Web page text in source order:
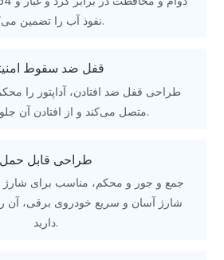
نفوذ آب را تضمین می‌کند.
قفل ضد سقوط
طراحی قفل ضد افتادن، آداپتور را
متصل می‌کند و از افتادن آن جلوگیری می‌کند.
طراحی قابل حمل
جمع و جور و محکم، مناسب برای
شارژ آسان و سریع خودروی برقی، آن
دارید.